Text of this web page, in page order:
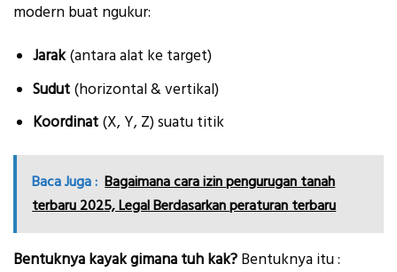
modern buat ngukur:
Jarak(antara alat ke target)
Sudut (horizontal & vertikal)
Koordinat (X, Y, Z) suatu titik
Baca Juga : Bagaimana cara izin pengurugan tanah
terbaru 2025, Legal Berdasarkan peraturan terbaru
Bentuknya kayak gimana tuh kak? Bentuknya itu :